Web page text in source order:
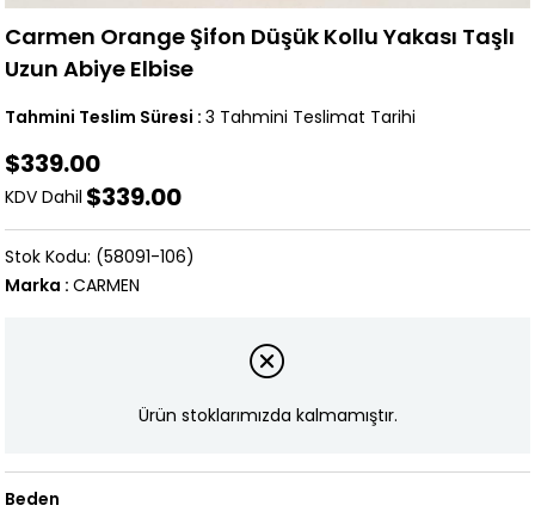
Carmen Orange Şifon Düşük Kollu Yakası Taşlı
Uzun Abiye Elbise
Tahmini Teslim Süresi : 3 Tahmini Teslimat Tarihi
$339.00
KDV Dahil $339.00
(58091-106)
Marka : CARMEN
Ürün stoklarımızda kalmamıştır.
Beden